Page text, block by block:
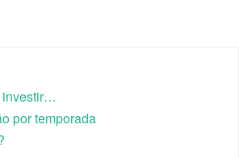
investir…
por temporada